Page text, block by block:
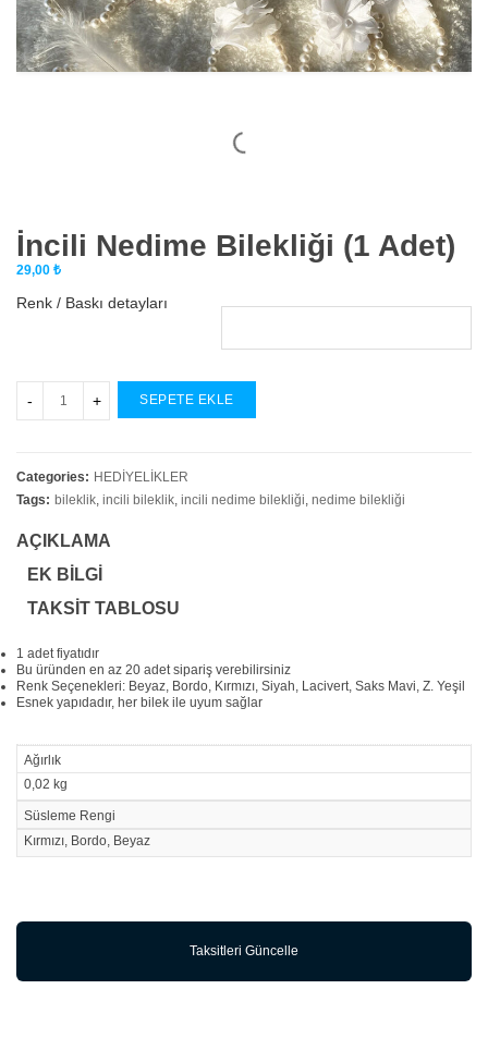
İncili Nedime Bilekliği (1 Adet)
29,00 ₺
Renk / Baskı detayları
SEPETE EKLE
Categories: HEDİYELİKLER
Tags: bileklik, incili bileklik, incili nedime bilekliği, nedime bilekliği
AÇIKLAMA
EK BILGI
TAKSIT TABLOSU
1 adet fiyatıdır
Bu üründen en az 20 adet sipariş verebilirsiniz
Renk Seçenekleri: Beyaz, Bordo, Kırmızı, Siyah, Lacivert, Saks Mavi, Z. Yeşil
Esnek yapıdadır, her bilek ile uyum sağlar
Ağırlık
0,02 kg
Süsleme Rengi
Kırmızı, Bordo, Beyaz
Taksitleri Güncelle